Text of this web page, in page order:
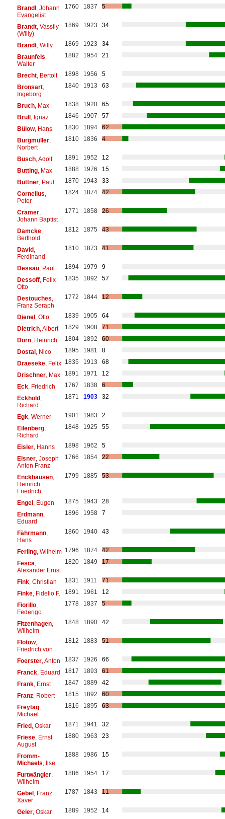
Brandl, Johann
Evangelist
1760 1837 5
Brandt, Vassily
(Willy)
1869 1923 34
Brandt, Willy 1869 1923
34
Braunfels
Walter
1882 1954 21
Brecht, Bertolt 1898 1956
5
Bronsart,
Ingeborg
1840 1913 63
Bruch, Max 1838 1920
65
Brüll, Ignaz 1846 1907
57
Bülow, Hans 1830 1894
62
Burgmüller,
Norbert
1810 1836 4
Busch, Adolf 1891 1952
12
Butting, Max 1888 1976
15
Büttner, Paul 1870 1943
33
Cornelius
Peter
1824 1874 42
Cramer,
Johann Baptist
1771 1858 26
Damcke,
Berthold
1812 1875 43
David,
Ferdinand
1810 1873 41
Dessau, Paul 1894 1979
9
Dessoff, Felix
Otto
1835 1892 57
Destouches
Franz Seraph
1772 1844 12
Dienel, Otto 1839 1905
64
Dietrich, Albert 1829 1908
71
Dorn, Heinrich 1804 1892
60
Dostal, Nico 1895 1981
8
Draeseke, Felix 1835 1913
68
Drischner, Max 1891 1971
12
Eck, Friedrich 1767 1838
6
Eckhold,
Richard
1871 1903 32
Egk, Werner 1901 1983
2
Eilenberg,
Richard
1848 1925 55
Eisler, Hanns 1898 1962
5
Elsner, Joseph
Anton Franz
1766 1854 22
Enckhausen,
Heinrich
Friedrich
1799 1885 53
Engel, Eugen 1875 1943
28
Erdmann,
Eduard
1896 1958 7
Fährmann,
Hans
1860 1940 43
Ferling, Wilhelm 1796 1874
42
Fesca
Alexander Ernst
1820 1849 17
Fink, Christian 1831 1911
71
Finke, Fidelio F. 1891 1961
12
Fiorillo,
Federigo
1778 1837 5
Fitzenhagen,
Wilhelm
1848 1890 42
Flotow,
Friedrich von
1812 1883 51
Foerster, Anton 1837 1926
66
Franck, Eduard 1817 1893
61
Frank, Ernst 1847 1889
42
Franz, Robert 1815 1892
60
Freytag,
Michael
1816 1895 63
Fried, Oskar 1871 1941
32
Friese, Ernst
August
1880 1963 23
Fromm-
Michaels , Ilse
1888 1986 15
Furtwängler,
Wilhelm
1886 1954 17
Gebel, Franz
Xaver
1787 1843 11
Geier, Oskar 1889 1952
14